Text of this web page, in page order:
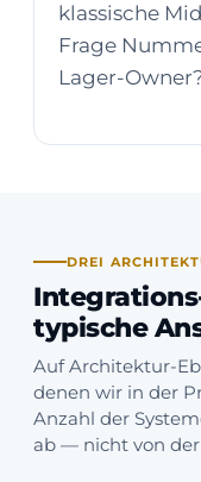
klassische
Frage
Lager-
DREI
typische
Auf Architektur-
denen wir in der
Anzahl der
ab — nicht von